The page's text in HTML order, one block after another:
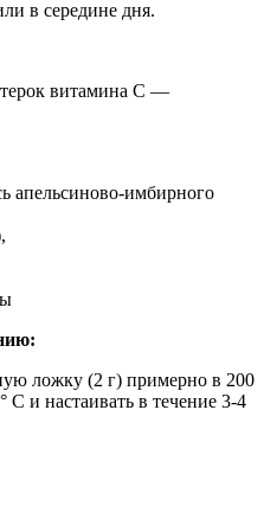
в середине дня.
витамина С —
апельсиново-имбирного
ложку (2 г) примерно в 200
и настаивать в течение 3-4